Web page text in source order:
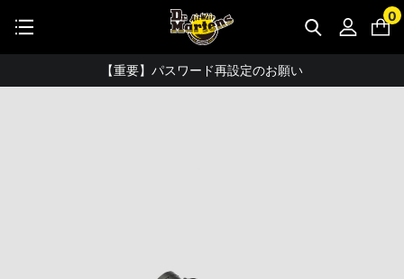
0
公式アプリで最大3,000円バック！
【重要】パスワード再設定のお願い